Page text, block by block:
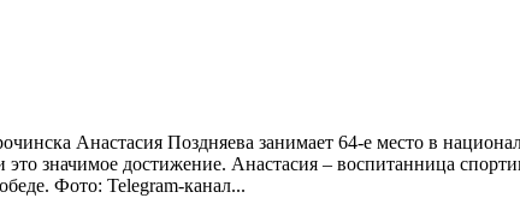
Анастасия Поздняева занимает 64-е место в
значимое достижение. Анастасия – воспитанница
Фото: Telegram-канал...